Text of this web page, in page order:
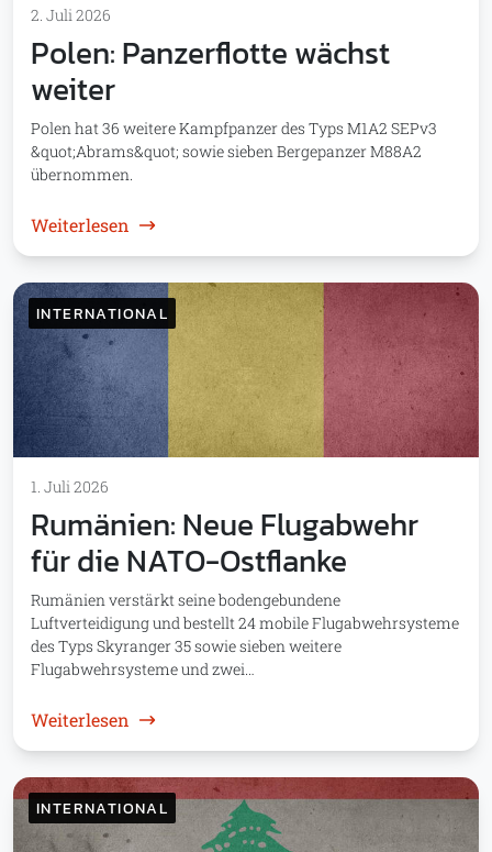
2. Juli 2026
Polen: Panzerflotte wächst
weiter
Polen hat 36 weitere Kampfpanzer des Typs M1A2 SEPv3
&quot;Abrams&quot; sowie sieben Bergepanzer M88A2
übernommen.
Weiterlesen : Polen: Panzerflotte wächst weiter
INTERNATIONAL
1. Juli 2026
Rumänien: Neue Flugabwehr
für die NATO-Ostflanke
Rumänien verstärkt seine bodengebundene
Luftverteidigung und bestellt 24 mobile Flugabwehrsysteme
des Typs Skyranger 35 sowie sieben weitere
Flugabwehrsysteme und zwei…
Weiterlesen : Rumänien: Neue Flugabwehr für die
INTERNATIONAL